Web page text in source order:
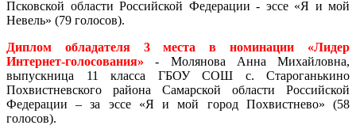
Псковской области Российской Федерации - эссе «Я и мой
Невель» (79 голосов).
Диплом обладателя 3 места в номинации «Лидер
Интернет-голосования» - Молянова Анна Михайловна,
выпускница 11 класса ГБОУ СОШ с. Староганькино
Похвистневского района Самарской области Российской
Федерации – за эссе «Я и мой город Похвистнево» (58
голосов).